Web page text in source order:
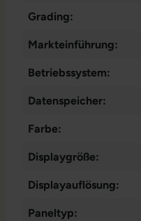
Grading:
Markteinführung:
Betriebssystem:
Datenspeicher:
Farbe:
Displaygröße:
Displayauflösung:
Paneltyp: